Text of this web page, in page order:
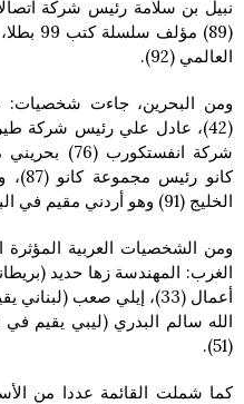
(89)
العالمي (92).
ومن البحرين، جاءت شخصيات:
شركة
كانو
الخليج (91) وهو أردني مقيم في البحرين.
ومن الشخصيات العربية المؤثرة
الغرب: المهندسة زها حديد
الله سالم البدري (ليبي يقيم في
(51).
كما شملت القائمة عددا من